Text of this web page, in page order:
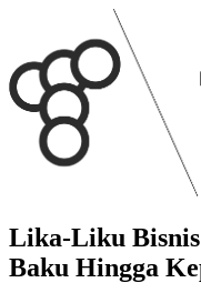
Lika-Liku
Baku Hingga